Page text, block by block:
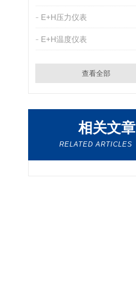
E+H压力仪表
E+H温度仪表
查看全部
相关文章
RELATED ARTICLES